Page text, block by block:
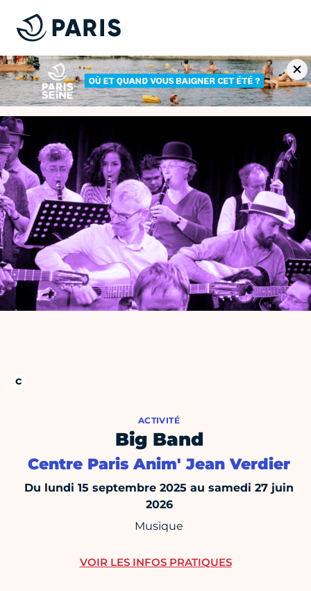
ACTIVITÉ
Big Band
Centre Paris Anim' Jean Verdier
Du lundi 15 septembre 2025 au samedi 27 juin
2026
Musique
VOIR LES INFOS PRATIQUES